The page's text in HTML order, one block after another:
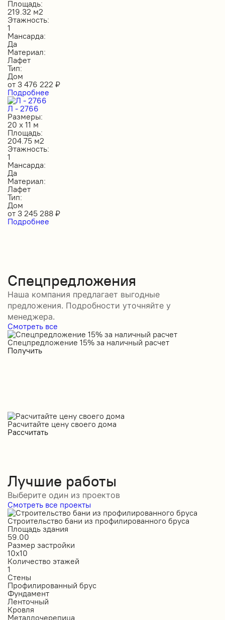
Площадь:
219.32 м2
Этажность:
1
Мансарда:
Да
Материал:
Лафет
Тип:
Дом
от 3 476 222 ₽
Подробнее
Л - 2766
Размеры:
20 х 11 м
Площадь:
204.75 м2
Этажность:
1
Мансарда:
Да
Материал:
Лафет
Тип:
Дом
от 3 245 288 ₽
Подробнее
Спецпредложения
Наша компания предлагает выгодные
предложения. Подробности уточняйте у
менеджера.
Смотреть все
Спецпредложение 15% за наличный расчет
Получить
Расчитайте цену своего дома
Рассчитать
Лучшие работы
Выберите один из проектов
Смотреть все проекты
Строительство бани из профилированного бруса
Площадь здания
59.00
Размер застройки
10х10
Количество этажей
1
Стены
Профилированный брус
Фундамент
Ленточный
Кровля
Металлочерепица